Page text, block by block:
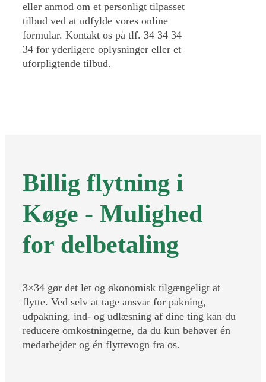
eller anmod om et personligt tilpasset
tilbud ved at udfylde vores online
formular. Kontakt os på tlf. 34 34 34
34 for yderligere oplysninger eller et
uforpligtende tilbud.
Billig flytning i
Køge - Mulighed
for delbetaling
3×34 gør det let og økonomisk tilgængeligt at
flytte. Ved selv at tage ansvar for pakning,
udpakning, ind- og udlæsning af dine ting kan du
reducere omkostningerne, da du kun behøver én
medarbejder og én flyttevogn fra os.